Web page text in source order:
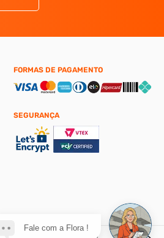
FORMAS DE PAGAMENTO
SEGURANÇA
Fale com a Flora !